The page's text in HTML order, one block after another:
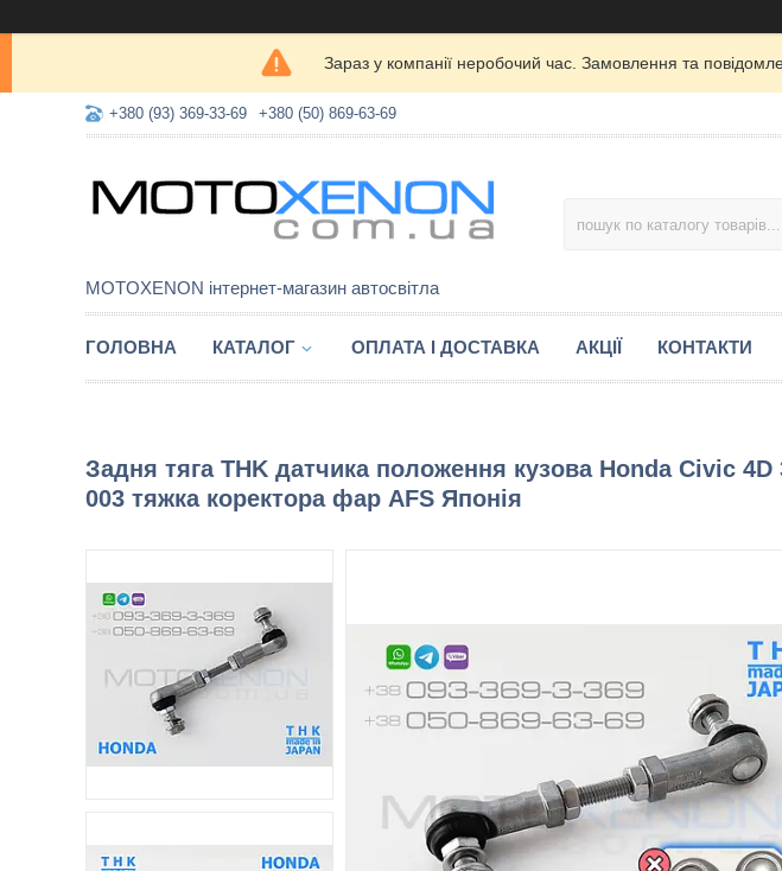
Зараз у компанії неробочий час. Замовлення та
+380 (93) 369-33-69 +380 (50) 869-63-69
MOTOXENON інтернет-магазин автосвітла
ГОЛОВНА КАТАЛОГ ОПЛАТА І ДОСТАВКА АКЦІЇ КОНТАКТИ
Задня тяга THK датчика положення кузова Honda Civic 4D
003 тяжка коректора фар AFS Японія